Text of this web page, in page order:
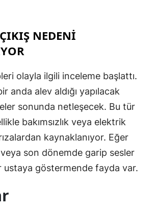
NEDENİ
olayla ilgili inceleme başlattı.
anda alev aldığı yapılacak
sonunda netleşecek. Bu tür
bakımsızlık veya elektrik
kaynaklanıyor. Eğer
veya son dönemde garip sesler
ustaya göstermende fayda var.